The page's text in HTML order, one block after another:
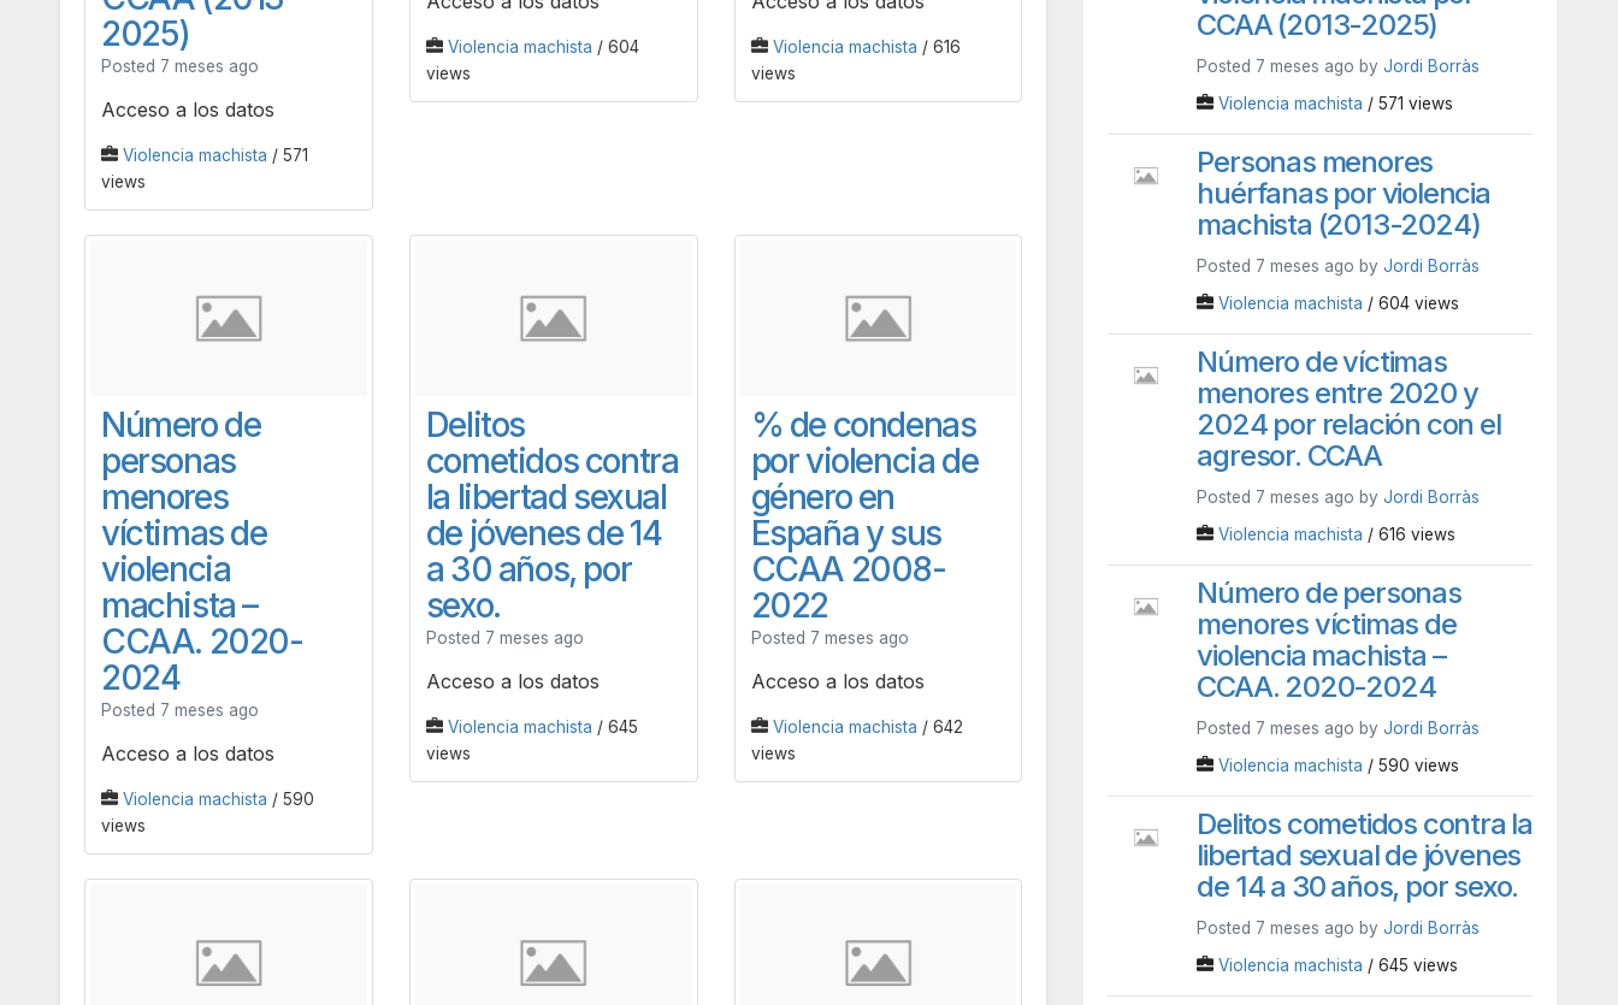
2025)
Posted 7 meses ago
Acceso a los datos
Violencia machista / 571
views
Violencia machista / 604
views
Violencia machista / 616
views
Número de
personas
menores
víctimas de
violencia
machista –
CCAA. 2020-
2024
Posted 7 meses ago
Acceso a los datos
Violencia machista / 590
views
Delitos
cometidos contra
la libertad sexual
de jóvenes de 14
a 30 años, por
sexo.
Posted 7 meses ago
Acceso a los datos
Violencia machista / 645
views
% de condenas
por violencia de
género en
España y sus
CCAA 2008-
2022
Posted 7 meses ago
Acceso a los datos
Violencia machista / 642
views
CCAA (2013-2025)
Posted 7 meses ago byJordi Borràs
Violencia machista / 571 views
Personas menores
huérfanas por violencia
machista (2013-2024)
Posted 7 meses ago byJordi Borràs
Violencia machista / 604 views
Número de víctimas
menores entre 2020 y
2024 por relación con el
agresor. CCAA
Posted 7 meses ago byJordi Borràs
Violencia machista / 616 views
Número de personas
menores víctimas de
violencia machista –
CCAA. 2020-2024
Posted 7 meses ago byJordi Borràs
Violencia machista / 590 views
Delitos cometidos contra la
libertad sexual de jóvenes
de 14 a 30 años, por sexo.
Posted 7 meses ago byJordi Borràs
Violencia machista / 645 views